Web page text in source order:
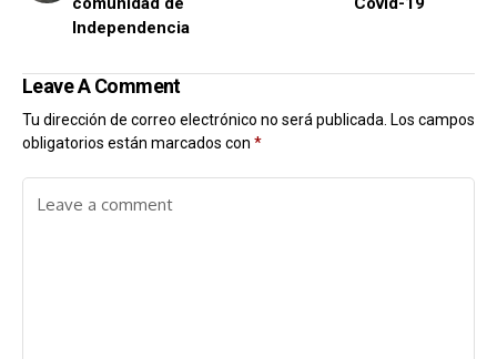
Independencia
Leave A Comment
Tu dirección de correo electrónico no será publicada. Los campos
obligatorios están marcados con *